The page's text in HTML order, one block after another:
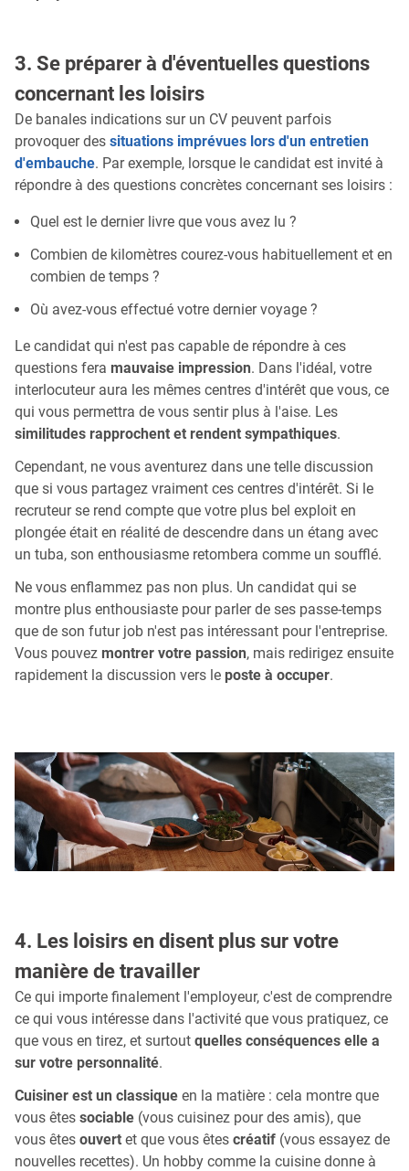
3. Se préparer à d'éventuelles questions
concernant les loisirs
De banales indications sur un CV peuvent parfois
provoquer des situations imprévues lors d'un entretien
d'embauche. Par exemple, lorsque le candidat est invité à
répondre à des questions concrètes concernant ses loisirs :
Quel est le dernier livre que vous avez lu ?
Combien de kilomètres courez-vous habituellement et en
combien de temps ?
Où avez-vous effectué votre dernier voyage ?
Le candidat qui n'est pas capable de répondre à ces
questions fera mauvaise impression. Dans l'idéal, votre
interlocuteur aura les mêmes centres d'intérêt que vous, ce
qui vous permettra de vous sentir plus à l'aise. Les
similitudes rapprochent et rendent sympathiques.
Cependant, ne vous aventurez dans une telle discussion
que si vous partagez vraiment ces centres d'intérêt. Si le
recruteur se rend compte que votre plus bel exploit en
plongée était en réalité de descendre dans un étang avec
un tuba, son enthousiasme retombera comme un soufflé.
Ne vous enflammez pas non plus. Un candidat qui se
montre plus enthousiaste pour parler de ses passe-temps
que de son futur job n'est pas intéressant pour l'entreprise.
Vous pouvez montrer votre passion, mais redirigez ensuite
rapidement la discussion vers le poste à occuper.
4. Les loisirs en disent plus sur votre
manière de travailler
Ce qui importe finalement l'employeur, c'est de comprendre
ce qui vous intéresse dans l'activité que vous pratiquez, ce
que vous en tirez, et surtout quelles conséquences elle a
sur votre personnalité.
Cuisiner est un classique en la matière : cela montre que
vous êtes sociable (vous cuisinez pour des amis), que
vous êtes ouvert et que vous êtes créatif (vous essayez de
nouvelles recettes). Un hobby comme la cuisine donne à